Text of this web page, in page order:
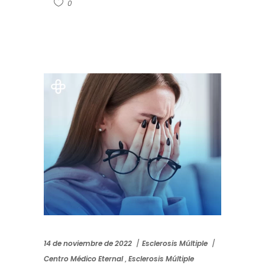
0
14 de noviembre de 2022
Esclerosis Múltiple
Centro Médico Eternal,Esclerosis Múltiple